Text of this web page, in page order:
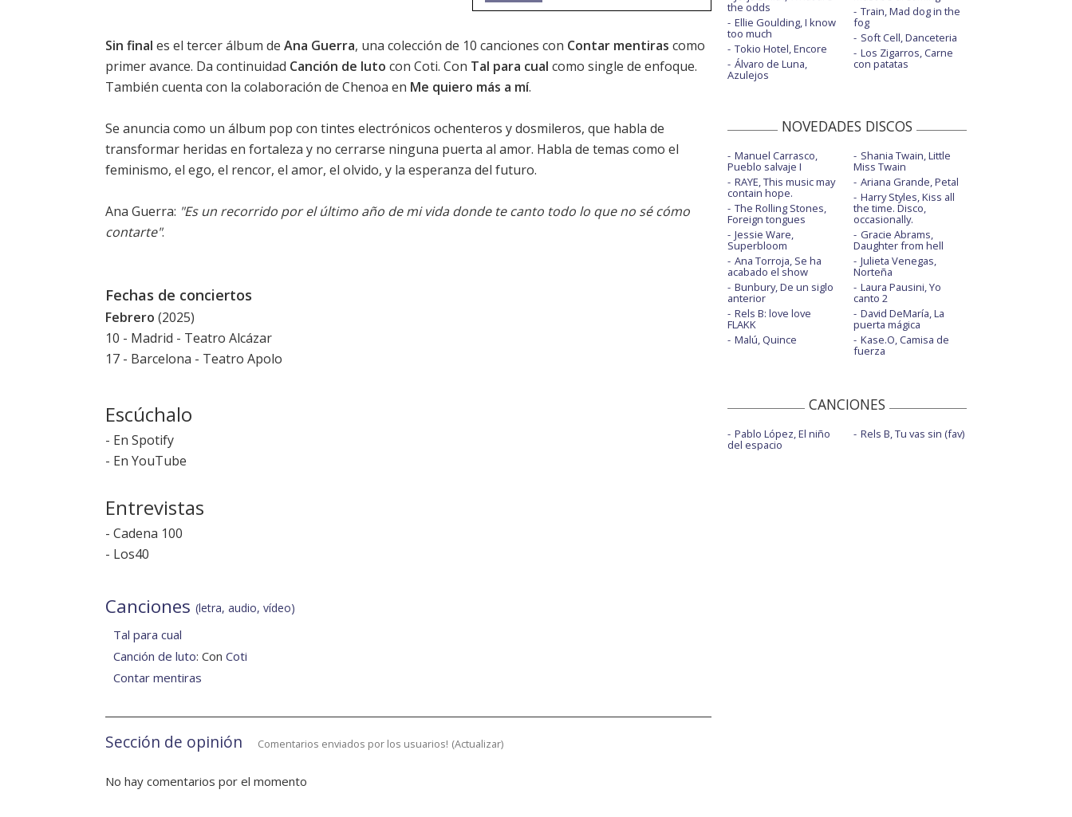
Sin final es el tercer álbum de Ana Guerra, una colección de 10 canciones con Contar mentiras como
primer avance. Da continuidad Canción de luto con Coti. Con Tal para cual como single de enfoque.
También cuenta con la colaboración de Chenoa en Me quiero más a mí.
Se anuncia como un álbum pop con tintes electrónicos ochenteros y dosmileros, que habla de
transformar heridas en fortaleza y no cerrarse ninguna puerta al amor. Habla de temas como el
feminismo, el ego, el rencor, el amor, el olvido, y la esperanza del futuro.
Ana Guerra: "Es un recorrido por el último año de mi vida donde te canto todo lo que no sé cómo
contarte".
Fechas de conciertos
Febrero (2025)
10 - Madrid - Teatro Alcázar
17 - Barcelona - Teatro Apolo
Escúchalo
- En Spotify
- En YouTube
Entrevistas
- Cadena 100
- Los40
Canciones (letra, audio, vídeo)
Tal para cual
Canción de luto: Con Coti
Contar mentiras
Sección de opinión Comentarios enviados por los usuarios! (Actualizar)
No hay comentarios por el momento
the odds
Ellie Goulding, I know
too much
Tokio Hotel, Encore
Álvaro de Luna,
Azulejos
Train, Mad dog in the
fog
Soft Cell, Danceteria
Los Zigarros, Carne
con patatas
NOVEDADES DISCOS
Manuel Carrasco,
Pueblo salvaje I
RAYE, This music may
contain hope.
The Rolling Stones,
Foreign tongues
Jessie Ware,
Superbloom
Ana Torroja, Se ha
acabado el show
Bunbury, De un siglo
anterior
Rels B: love love
FLAKK
Malú, Quince
Shania Twain, Little
Miss Twain
Ariana Grande, Petal
Harry Styles, Kiss all
the time. Disco,
occasionally.
Gracie Abrams,
Daughter from hell
Julieta Venegas,
Norteña
Laura Pausini, Yo
canto 2
David DeMaría, La
puerta mágica
Kase.O, Camisa de
fuerza
CANCIONES
Pablo López, El niño
del espacio
Rels B, Tu vas sin (fav)